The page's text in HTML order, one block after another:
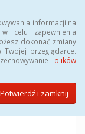
informacji na
celu zapewnienia
dokonać zmiany
przeglądarce.
plików
Potwierdź i zamknij